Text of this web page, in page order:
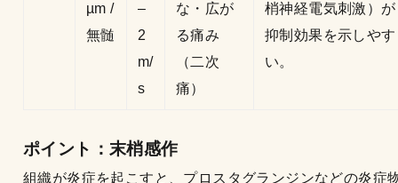
µm /
無髄
–
2
m/
s
な・広が
る痛み
（二次
痛）
梢神経電気刺激）が
抑制効果を示しやす
い。
ポイント：末梢感作
組織が炎症を起こすと、プロスタグランジンなどの炎症